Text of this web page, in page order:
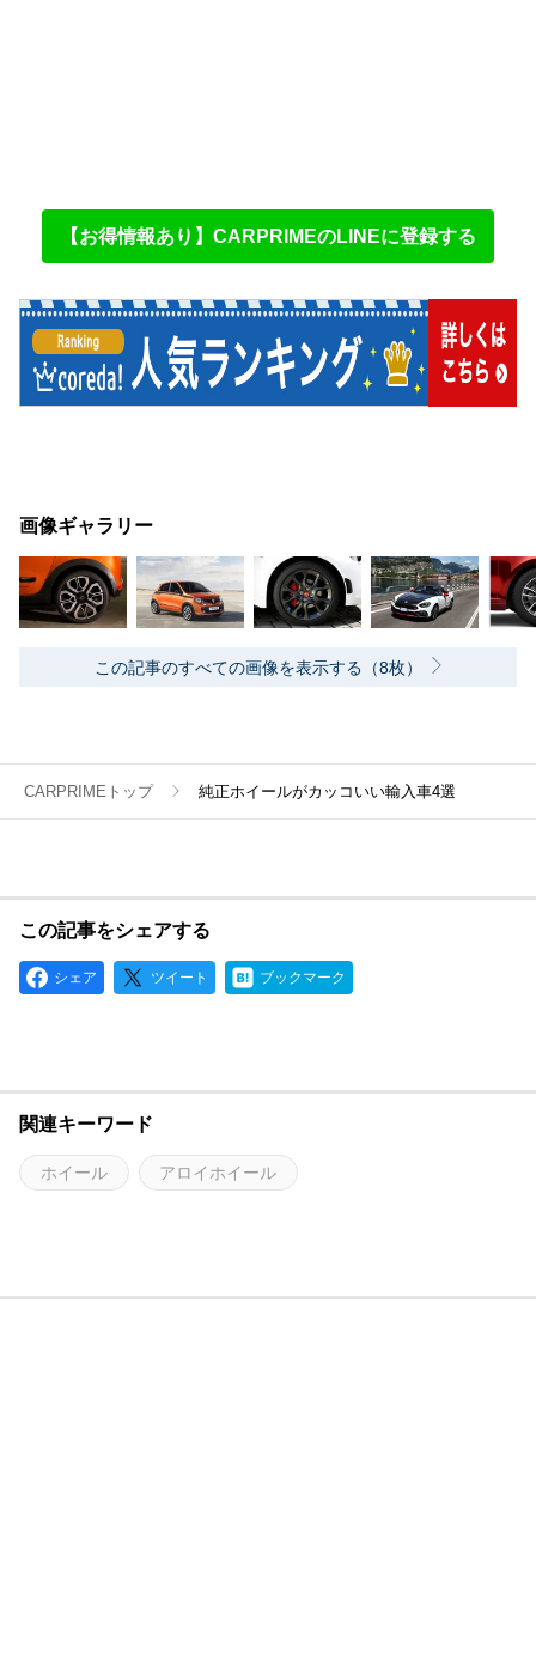
【お得情報あり】CARPRIMEのLINEに登録する
画像ギャラリー
この記事のすべての画像を表示する（8枚）
CARPRIMEトップ 純正ホイールがカッコいい輸入車4選
この記事をシェアする
シェア ツイート ブックマーク
関連キーワード
ホイール アロイホイール